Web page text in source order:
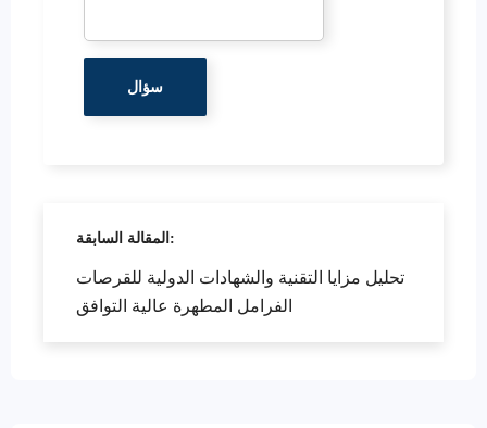
المقالة السابقة:
تحليل مزايا التقنية والشهادات الدولية للقرصات
الفرامل المطهرة عالية التوافق